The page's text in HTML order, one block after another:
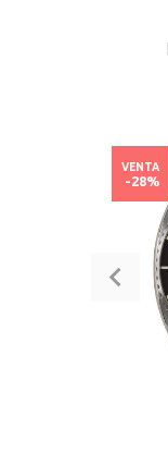
VENTA
-28%